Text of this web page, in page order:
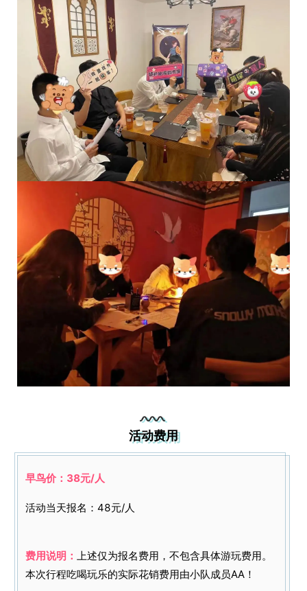
活动费用
早鸟价：38元/人
活动当天报名：48元/人
费用说明：
上述仅为报名费用，不包含具体游玩费用。
本次行程吃喝玩乐的实际花销费用由小队成员AA！